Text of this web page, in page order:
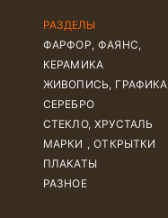
РАЗДЕЛЫ
ФАРФОР, ФАЯНС,
КЕРАМИКА
ЖИВОПИСЬ, ГРАФИКА
СЕРЕБРО
СТЕКЛО, ХРУСТАЛЬ
МАРКИ , ОТКРЫТКИ
ПЛАКАТЫ
РАЗНОЕ